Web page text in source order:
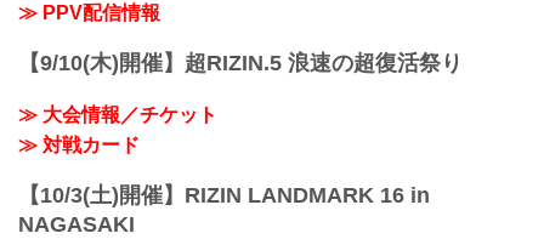
≫ PPV配信情報
【9/10(木)開催】超RIZIN.5 浪速の超復活祭り
≫ 大会情報／チケット
≫ 対戦カード
【10/3(土)開催】RIZIN LANDMARK 16 in
NAGASAKI